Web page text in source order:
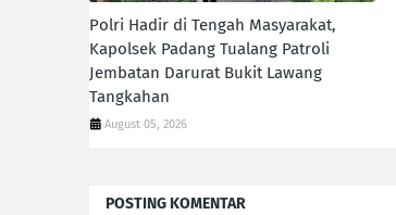
Polri Hadir di Tengah Masyarakat,
Kapolsek Padang Tualang Patroli
Jembatan Darurat Bukit Lawang
Tangkahan
August 05, 2026
POSTING KOMENTAR